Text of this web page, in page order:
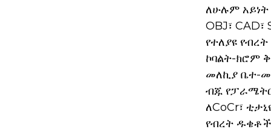
ለሁሉም አይነት
OBJ፣ CAD፣
የተለያዩ
ኮባልት-ክሮም
መለኪያ ቤተ-
ብጁ
ለCoCr፣
የብረት ዱቄቶች